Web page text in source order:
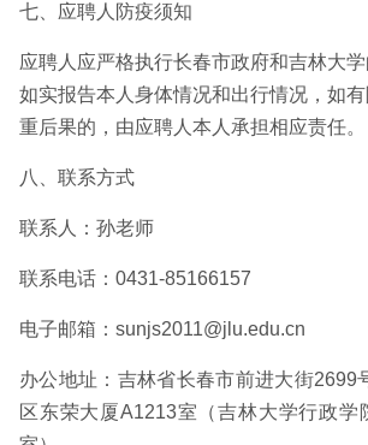
七、应聘人防疫须知
应聘人应严格执行长春市政府和吉林大学
如实报告本人身体情况和出行情况，如
重后果的，由应聘人本人承担相应责任。
八、联系方式
联系人：孙老师
联系电话：0431-85166157
电子邮箱：sunjs2011@jlu.edu.cn
办公地址：吉林省长春市前进大街2699
区东荣大厦A1213室（吉林大学行政学